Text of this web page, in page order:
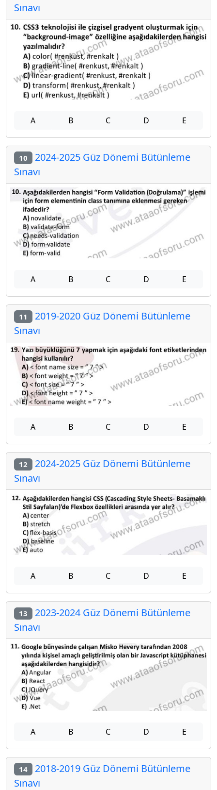
Sınavı
A B C D E
10 2024-2025 Güz Dönemi Bütünleme
Sınavı
A B C D E
11 2019-2020 Güz Dönemi Bütünleme
Sınavı
A B C D E
12 2024-2025 Güz Dönemi Bütünleme
Sınavı
A B C D E
13 2023-2024 Güz Dönemi Bütünleme
Sınavı
A B C D E
14 2018-2019 Güz Dönemi Bütünleme
Sınavı